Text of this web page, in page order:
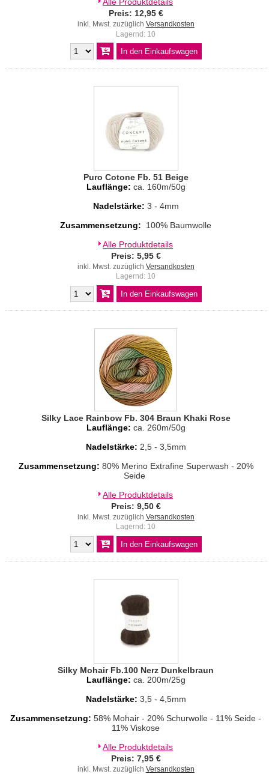
Alle Produktdetails
Preis: 12,95 €
inkl. Mwst. zuzüglich Versandkosten
Lagernd: 10
Puro Cotone Fb. 51 Beige
Lauflänge: ca. 160m/50g
Nadelstärke: 3 - 4mm
Zusammensetzung:
100% Baumwolle
Alle Produktdetails
Preis: 5,95 €
inkl. Mwst. zuzüglich Versandkosten
Lagernd: 10
Silky Lace Rainbow Fb. 304 Braun Khaki Rose
Lauflänge: ca. 260m/50g
Nadelstärke: 2,5 - 3,5mm
Zusammensetzung: 80% Merino Extrafine Superwash - 20%
Seide
Alle Produktdetails
Preis: 9,50 €
inkl. Mwst. zuzüglich Versandkosten
Lagernd: 10
Silky Mohair Fb.100 Nerz Dunkelbraun
Lauflänge: ca. 200m/25g
Nadelstärke: 3,5 - 4,5mm
Zusammensetzung:58% Mohair - 20% Schurwolle - 11% Seide -
11% Viskose
Alle Produktdetails
Preis: 7,95 €
inkl. Mwst. zuzüglich Versandkosten